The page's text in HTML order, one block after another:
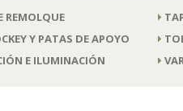
REMOLQUE
Y PATAS DE APOYO
E ILUMINACIÓN